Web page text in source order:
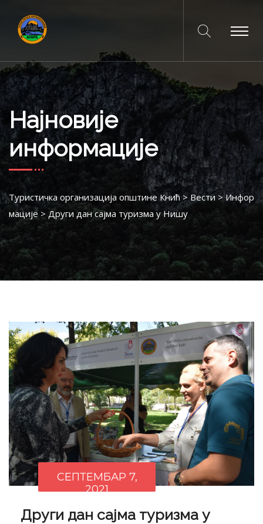
Најновије
информације
Туристичка организација општине Кнић>Вести>Инфор
мације > Други дан сајма туризма у Нишу
СЕПТЕМБАР 7,
2021
Други дан сајма туризма у